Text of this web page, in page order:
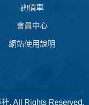
詢價車
會員中心
網站使用說明
. All Rights Reserved.